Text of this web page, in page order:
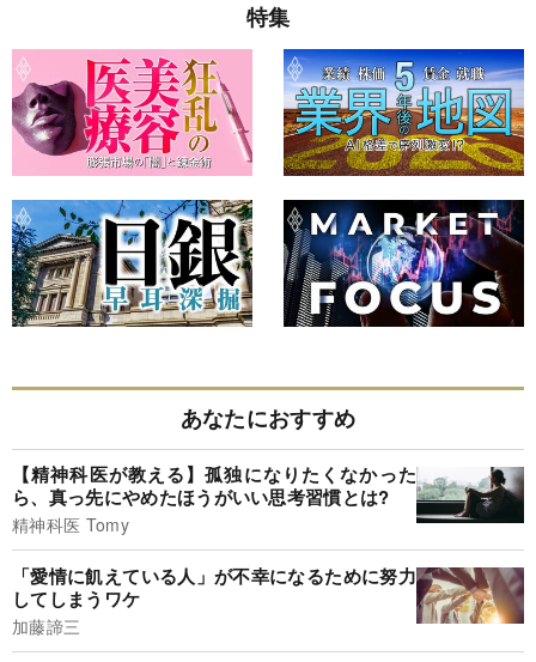
特集
あなたにおすすめ
【精神科医が教える】孤独になりたくなかった
ら、真っ先にやめたほうがいい思考習慣とは?
精神科医 Tomy
「愛情に飢えている人」が不幸になるために努力
してしまうワケ
加藤諦三